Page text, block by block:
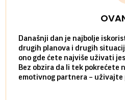
Današnji dan je najbolje
drugih planova i drugih
ono gde ćete najviše uživati
Bez obzira da li tek pokrećete
emotivnog partnera – uživajte